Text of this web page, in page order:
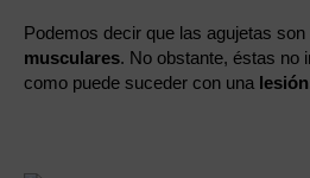
Podemos decir que las agujetas son
musculares. No obstante, éstas no
como puede suceder con una